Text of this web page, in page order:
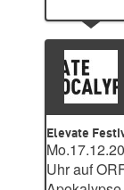
Elevate
Uhr auf